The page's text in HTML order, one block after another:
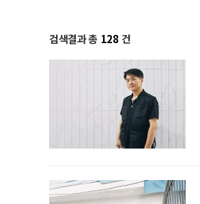
검색결과 총 128 건